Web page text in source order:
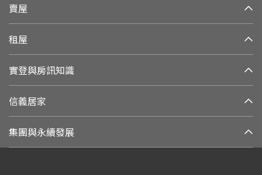
賣屋
租屋
實登與房訊知識
信義居家
集團與永續發展